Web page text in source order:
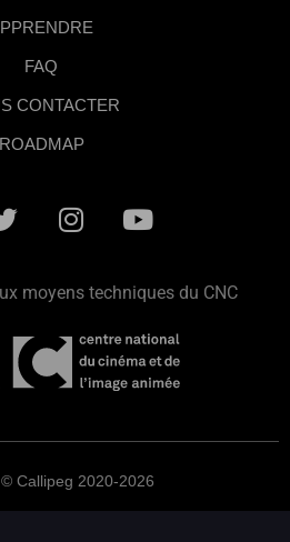
FAQ
CONTACTER
ROADMAP
moyens techniques du CNC
Callipeg 2020-2026